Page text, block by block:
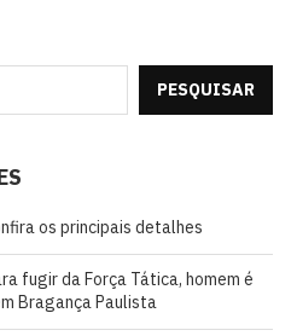
PESQUISAR
os principais detalhes
fugir da Força Tática, homem é
Bragança Paulista